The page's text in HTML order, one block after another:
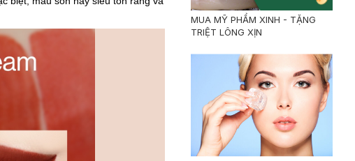
MUA MỸ PHẨM XINH - TẶNG
TRIỆT LÔNG XỊN